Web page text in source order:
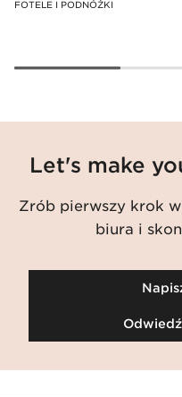
FOTELE I PODNÓŻKI
Let's make
Zrób pierwszy krok
biura i